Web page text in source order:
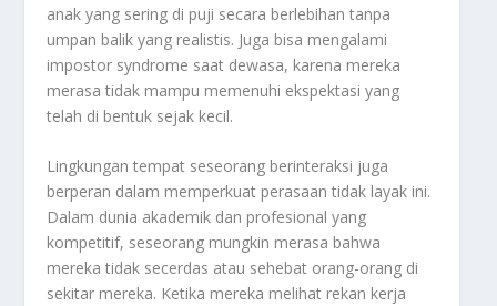
anak yang sering di puji secara berlebihan tanpa
umpan balik yang realistis. Juga bisa mengalami
impostor syndrome saat dewasa, karena mereka
merasa tidak mampu memenuhi ekspektasi yang
telah di bentuk sejak kecil.
Lingkungan tempat seseorang berinteraksi juga
berperan dalam memperkuat perasaan tidak layak ini.
Dalam dunia akademik dan profesional yang
kompetitif, seseorang mungkin merasa bahwa
mereka tidak secerdas atau sehebat orang-orang di
sekitar mereka. Ketika mereka melihat rekan kerja